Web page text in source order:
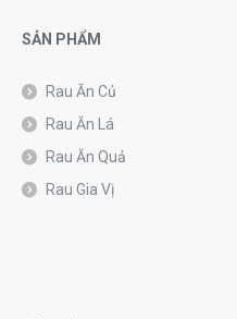
SẢN PHẨM
Rau Ăn Củ
Rau Ăn Lá
Rau Ăn Quả
Rau Gia Vị